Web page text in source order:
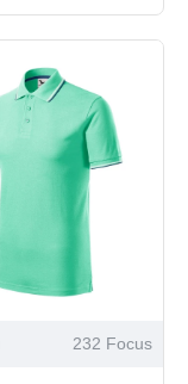
232 Focus